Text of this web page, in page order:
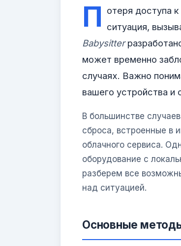
П отеря доступа
ситуация,
Babysitter
может временно
случаях. Важно
вашего устройства и
В большинстве
сброса, встроенные в
облачного сервиса.
оборудование с
разберем все
над ситуацией.
Основные